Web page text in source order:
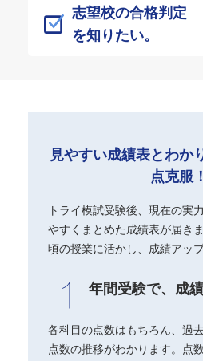
志望校の合格判定
を知りたい。
見やすい成績表とわか
点克服！
トライ模試受験後、現在の実
やすくまとめた成績表が届き
頃の授業に活かし、成績アッ
年間受験で、成
各科目の点数はもちろん、過
点数の推移がわかります。点